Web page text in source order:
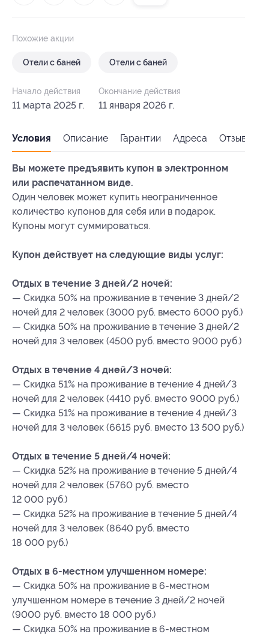
Похожие акции
Отели с баней Отели с баней
Начало действия
11 марта 2025 г.
Окончание действия
11 января 2026 г.
Условия Описание Гарантии Адреса Отзывы
Вы можете предъявить купон в электронном
или распечатанном виде.
Один человек может купить неограниченное
количество купонов для себя или в подарок.
Купоны могут суммироваться.
Купон действует на следующие виды услуг:
Отдых в течение 3 дней/2 ночей:
— Скидка 50% на проживание в течение 3 дней/2
ночей для 2 человек (3000 руб. вместо 6000 руб.)
— Скидка 50% на проживание в течение 3 дней/2
ночей для 3 человек (4500 руб. вместо 9000 руб.)
Отдых в течение 4 дней/3 ночей:
— Скидка 51% на проживание в течение 4 дней/3
ночей для 2 человек (4410 руб. вместо 9000 руб.)
— Скидка 51% на проживание в течение 4 дней/3
ночей для 3 человек (6615 руб. вместо 13 500 руб.)
Отдых в течение 5 дней/4 ночей:
— Скидка 52% на проживание в течение 5 дней/4
ночей для 2 человек (5760 руб. вместо
12 000 руб.)
— Скидка 52% на проживание в течение 5 дней/4
ночей для 3 человек (8640 руб. вместо
18 000 руб.)
Отдых в 6-местном улучшенном номере:
— Скидка 50% на проживание в 6-местном
улучшенном номере в течение 3 дней/2 ночей
(9000 руб. вместо 18 000 руб.)
— Скидка 50% на проживание в 6-местном